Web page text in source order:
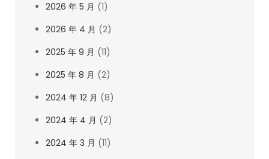
2026 年 5 月 (1)
2026 年 4 月 (2)
2025 年 9 月 (11)
2025 年 8 月 (2)
2024 年 12 月 (8)
2024 年 4 月 (2)
2024 年 3 月 (11)